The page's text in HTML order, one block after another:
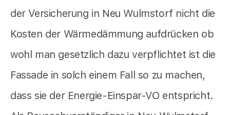
der Versicherung in Neu Wulmstorf nicht die
Kosten der Wärmedämmung aufdrücken ob
wohl man gesetzlich dazu verpflichtet ist die
Fassade in solch einem Fall so zu machen,
dass sie der Energie-Einspar-VO entspricht.